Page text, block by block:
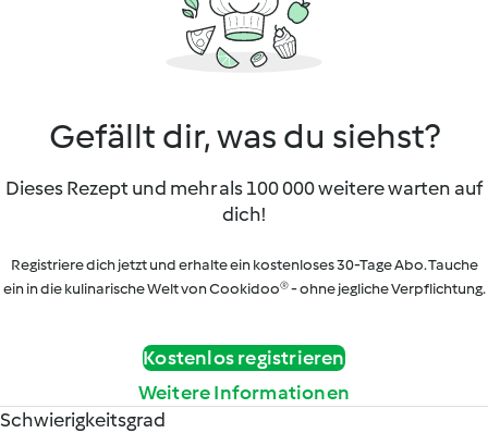
Gefällt dir, was du siehst?
Dieses Rezept und mehr als 100 000 weitere warten auf
dich!
Registriere dich jetzt und erhalte ein kostenloses 30-Tage Abo. Tauche
ein in die kulinarische Welt von Cookidoo® - ohne jegliche Verpflichtung.
Kostenlos registrieren
Weitere Informationen
Schwierigkeitsgrad